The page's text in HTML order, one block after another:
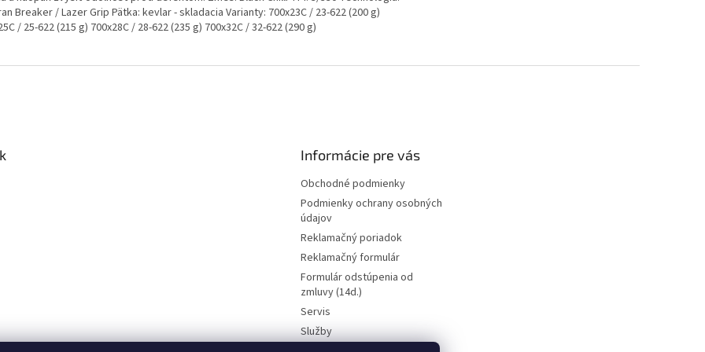
Breaker / Lazer Grip Pätka: kevlar - skladacia Varianty: 700x23C / 23-622 (200 g)
/ 25-622 (215 g) 700x28C / 28-622 (235 g) 700x32C / 32-622 (290 g)
Informácie pre vás
Obchodné podmienky
Podmienky ochrany osobných
údajov
Reklamačný poriadok
Reklamačný formulár
Formulár odstúpenia od
zmluvy (14d.)
Servis
Služby